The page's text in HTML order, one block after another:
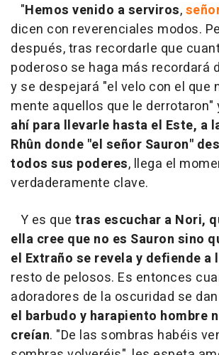
"Hemos venido a serviros,
dicen con reverenciales modos.
después, tras recordarle que
poderoso se haga más recordará
y se despejará "el velo con el que
mente aquellos que le derrotaron"
ahí para llevarle hasta el Este, a
Rhûn donde "el señor Sauron"
todos sus poderes, llega el
verdaderamente clave.
Y es que tras escuchar a Nori,
ella cree que no es Sauron sino
el Extraño se revela y defiende a
resto de pelosos. Es entonces
adoradores de la oscuridad se
el barbudo y harapiento hombre
creían. "De las sombras habéis